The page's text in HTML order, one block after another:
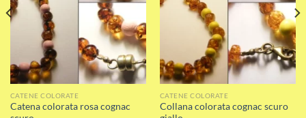
CATENE COLORATE
Catena colorata rosa cognac
CATENE COLORATE
Collana colorata cognac scuro